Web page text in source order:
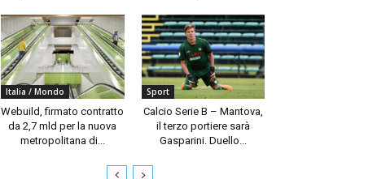
Italia / Mondo
Webuild, firmato contratto
da 2,7 mld per la nuova
metropolitana di...
Sport
Calcio Serie B – Mantova,
il terzo portiere sarà
Gasparini. Duello...